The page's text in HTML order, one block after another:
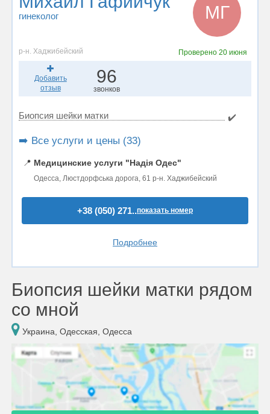
гинеколог МГ
р-н. Хаджибейский Проверено 20 июня
Добавить
отзыв
96
звонков
Биопсия шейки матки ✔️
➡️ Все услуги и цены (33)
📍 Медицинские услуги "Надія Одес"
Одесса, Люстдорфська дорога, 61 р-н. Хаджибейский
+38 (050) 271..показать номер
Подробнее
Биопсия шейки матки рядом
со мной
Украина, Одесская, Одесса